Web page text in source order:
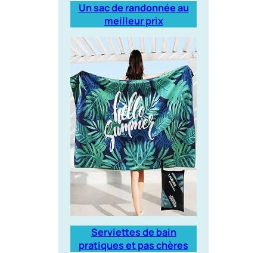
Un sac de randonnée au
meilleur prix
Serviettes de bain
pratiques et pas chères